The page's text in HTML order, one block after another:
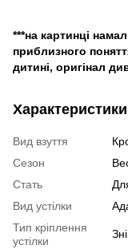
***на картинці
приблизного
дитині, оригінал
Характеристики
Вид взуття
Сезон
Стать
Вид устілки
Тип кріплення
устілки